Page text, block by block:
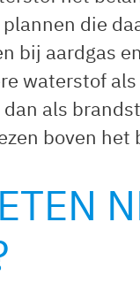
die
bij aardgas
waterstof
als
boven het